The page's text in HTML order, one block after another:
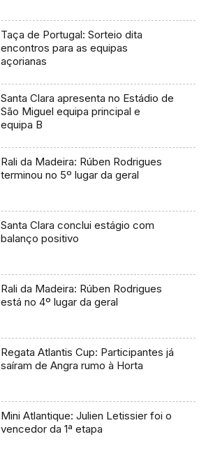
Taça de Portugal: Sorteio dita
encontros para as equipas
açorianas
Santa Clara apresenta no Estádio de
São Miguel equipa principal e
equipa B
Rali da Madeira: Rúben Rodrigues
terminou no 5º lugar da geral
Santa Clara conclui estágio com
balanço positivo
Rali da Madeira: Rúben Rodrigues
está no 4º lugar da geral
Regata Atlantis Cup: Participantes já
saíram de Angra rumo à Horta
Mini Atlantique: Julien Letissier foi o
vencedor da 1ª etapa